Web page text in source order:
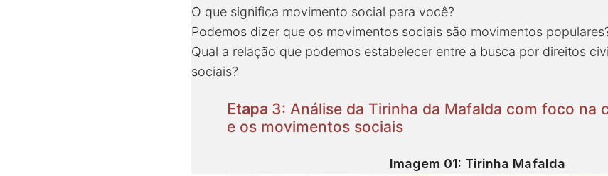
O que significa movimento social para você?
Podemos dizer que os movimentos sociais são movimentos
Qual a relação que podemos estabelecer entre a busca por direitos
sociais?
Etapa 3: Análise da Tirinha da Mafalda com foco na
e os movimentos sociais
Imagem 01: Tirinha Mafalda